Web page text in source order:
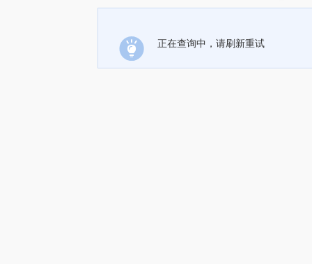
正在查询中，请刷新重试